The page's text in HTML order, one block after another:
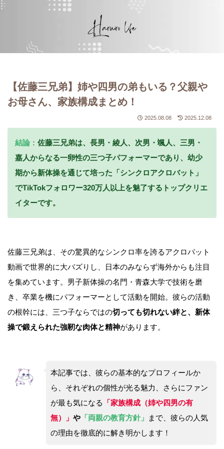
【佐藤三兄弟】姉や四男の弟もいる？父親や
お母さん、家族構成まとめ！
2025.08.08 2025.12.08
結論 ： 佐藤三兄弟は、 長男・綾人、次男・颯人、三男・
嘉人からなる一卵性の三つ子パフォーマーであり、幼少
期から新体操を通じて培った「シンクロアクロバット」
でTikTokフォロワー320万人以上を魅了するトップクリエ
イターです。
佐藤三兄弟は、その驚異的なシンクロ率を誇るアクロバット
動画で世界的に大バズりし、日本のみならず海外からも注目
を集めています。男子新体操の名門・青森大学で技術を磨
き、卒業を機にパフォーマーとして活動を開始。彼らの活動
の根幹には、三つ子ならではの切っても切れない絆と、新体
操で鍛えられた強靭な肉体と精神があります。
本記事では、彼らの基本的なプロフィールか
ら、それぞれの個性が光る魅力、さらにファン
が最も気になる
「家族構成（姉や四男の有
無）」 や「両親の教育方針」
まで、彼らの人気
の理由を徹底的に解き明かします！